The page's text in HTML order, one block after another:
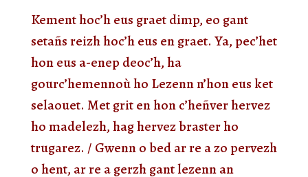
Kement hoc’h eus graet dimp, eo gant
setañs reizh hoc’h eus en graet. Ya, pec’het
hon eus a-enep deoc’h, ha
gourc’hemennoù ho Lezenn n’hon eus ket
selaouet. Met grit en hon c’heñver hervez
ho madelezh, hag hervez braster ho
trugarez. / Gwenn o bed ar re a zo pervezh
o hent, ar re a gerzh gant lezenn an